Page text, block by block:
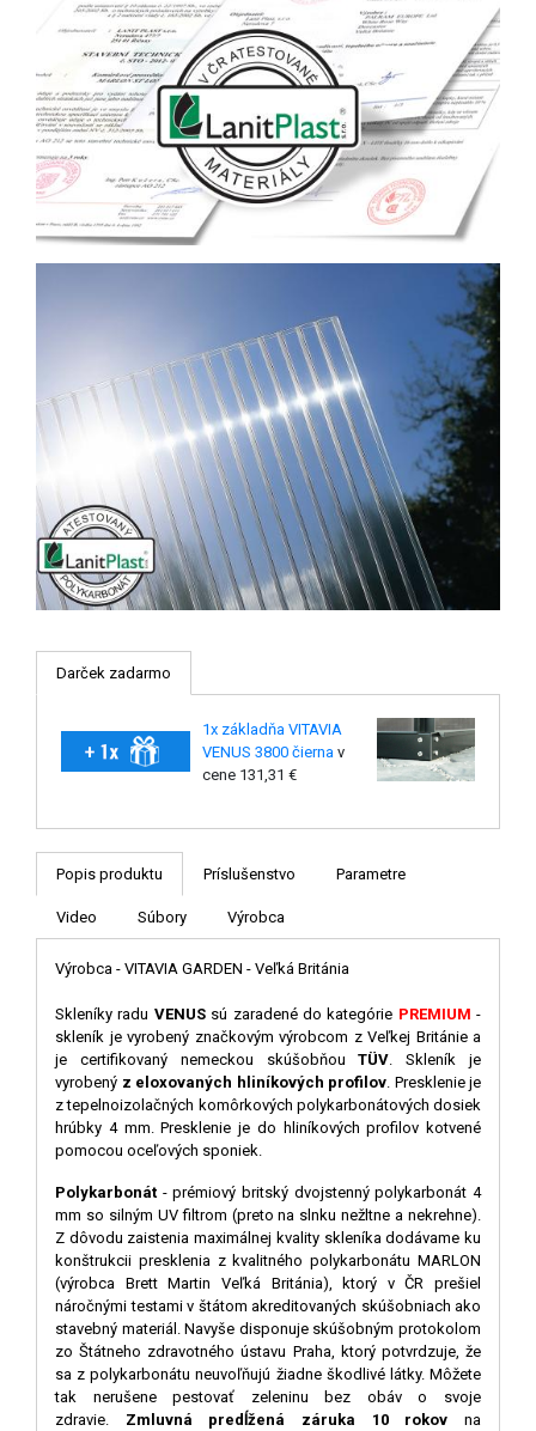
Darček zadarmo
1x základňa VITAVIA
VENUS 3800 čierna v
cene 131,31 €
Popis produktu Príslušenstvo Parametre
Video Súbory Výrobca
Výrobca - VITAVIA GARDEN - Veľká Británia
Skleníky radu VENUS sú zaradené do kategórie PREMIUM -
skleník je vyrobený značkovým výrobcom z Veľkej Británie a
je certifikovaný nemeckou skúšobňouTÜV . Skleník je
vyrobený z eloxovaných hliníkových profilov . Presklenie je
z tepelnoizolačných komôrkových polykarbonátových dosiek
hrúbky 4 mm. Presklenie je do hliníkových profilov kotvené
pomocou oceľových sponiek.
Polykarbonát - prémiový britský dvojstenný polykarbonát 4
mm so silným UV filtrom (preto na slnkunežltne a nekrehne).
Z dôvodu zaistenia maximálnej kvality skleníka dodávame ku
konštrukcii presklenia z kvalitného polykarbonátu MARLON
(výrobca Brett Martin Veľká Británia), ktorý v ČR prešiel
náročnými testami v štátom akreditovaných skúšobniach ako
stavebný materiál. Navyše disponuje skúšobným protokolom
zo Štátneho zdravotného ústavu Praha , ktorý potvrdzuje, že
sa z polykarbonátu neuvoľňujú žiadne škodlivé látky. Môžete
tak nerušene pestovať zeleninu bez obáv o svoje
zdravie. Zmluvná predĺžená záruka 10 rokov na